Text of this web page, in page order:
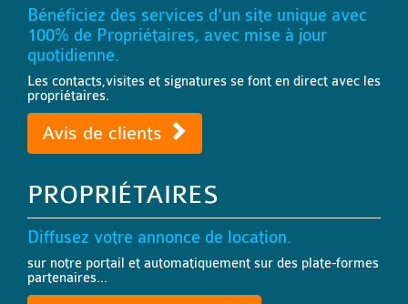
Bénéficiez des services d'un site unique avec
100% de Propriétaires, avec mise à jour
quotidienne.
Les contacts,visites et signatures se font en direct avec les
propriétaires.
Avis de clients
PROPRIÉTAIRES
Diffusez votre annonce de location.
sur notre portail et automatiquement sur des plate-formes
partenaires...